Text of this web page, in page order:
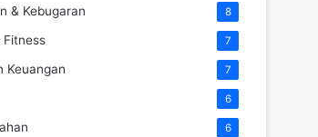
& Kebugaran 8
Fitness 7
Keuangan 7
6
6